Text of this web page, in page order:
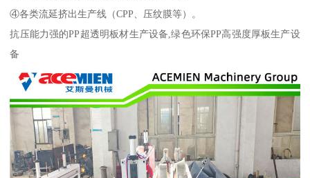
④各类流延挤出生产线（CPP、压纹膜等）。
抗压能力强的PP超透明板材生产设备,绿色环保PP高强度厚板生产设
备